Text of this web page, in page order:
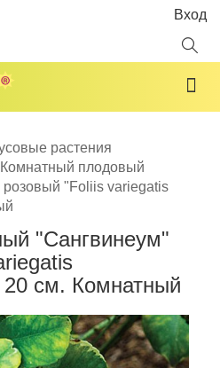
Вход
растения
плодовый
"Foliis variegatis
"Сангвинеум"
см. Комнатный